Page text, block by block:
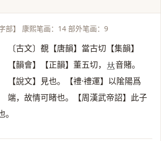
部】 康熙笔画：14 部外笔画：9
〔古文〕覩【唐韻】當古切【集韻】
【韻會】【正韻】董五切， 𠀤音賭。
【說文】見也。【禮·禮運】以隂陽爲
端，故情可睹也。【周漢武帝詔】此子